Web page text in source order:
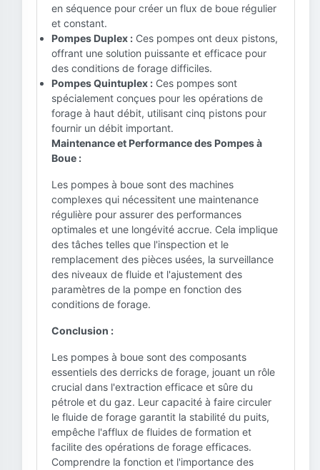
en séquence pour créer un flux de boue régulier
et constant.
Pompes Duplex : Ces pompes ont deux pistons,
offrant une solution puissante et efficace pour
des conditions de forage difficiles.
Pompes Quintuplex : Ces pompes sont
spécialement conçues pour les opérations de
forage à haut débit, utilisant cinq pistons pour
fournir un débit important.
Maintenance et Performance des Pompes à
Boue :
Les pompes à boue sont des machines
complexes qui nécessitent une maintenance
régulière pour assurer des performances
optimales et une longévité accrue. Cela implique
des tâches telles que l'inspection et le
remplacement des pièces usées, la surveillance
des niveaux de fluide et l'ajustement des
paramètres de la pompe en fonction des
conditions de forage.
Conclusion :
Les pompes à boue sont des composants
essentiels des derricks de forage, jouant un rôle
crucial dans l'extraction efficace et sûre du
pétrole et du gaz. Leur capacité à faire circuler
le fluide de forage garantit la stabilité du puits,
empêche l'afflux de fluides de formation et
facilite des opérations de forage efficaces.
Comprendre la fonction et l'importance des